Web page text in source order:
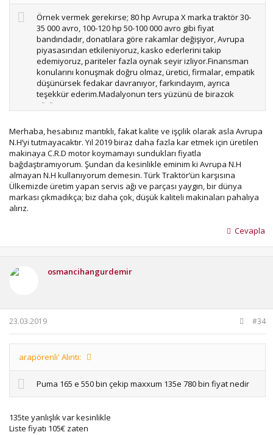
Örnek vermek gerekirse; 80 hp Avrupa X marka traktör 30-
35 000 avro, 100-120 hp 50-100 000 avro gibi fiyat
bandındadır, donatılara göre rakamlar değişiyor, Avrupa
piyasasından etkileniyoruz, kasko ederlerini takip
edemiyoruz, pariteler fazla oynak seyir izliyor.Finansman
konularını konuşmak doğru olmaz, üretici, firmalar, empatik
düşünürsek fedakar davranıyor, farkındayım, ayrıca
teşekkür ederim.Madalyonun ters yüzünü de birazcık
görüyorum.
artıyor, üst serilerde rakamlar daha uçuk seviyelere
çıkar.Aynı fiyata 250 hp veya 130 hp traktör veya
biçerdöver alanlar var, kişilerin kendi tercihidir, bir şey
diyemeyiz.
T5.120 EC 70 000 avro fiyatı vardı, 5000 avro CRD maliyeti,
EGR+DPF+DOC, 5000 avroda bunlara düşsek (net
bilmiyorum), 5000 avroda nakliye masraflarını düşelim. İlk
görücüye çıktığı içinde biraz indirim yapmışlardır.
Merhaba, hesabınız mantıklı, fakat kalite ve işçilik olarak asla Avrupa
N.H’yi tutmayacaktır. Yıl 2019 biraz daha fazla kar etmek için üretilen
makinaya C.R.D motor koymamayı sundukları fiyatla
bağdaştıramıyorum. Şundan da kesinlikle eminim ki Avrupa N.H
almayan N.H kullanıyorum demesin. Türk Traktör’ün karşısına
Ülkemizde üretim yapan servis ağı ve parçası yaygın, bir dünya
markası çıkmadıkça; biz daha çok, düşük kaliteli makinaları pahalıya
alırız.
Cevapla
osmancihangurdemir
23.03.2019 #34
arapörenli' Alıntı:
Puma 165 e 550 bin çekip maxxum 135e 780 bin fiyat nedir
135te yanlışlık var kesinlikle
Liste fiyatı 105€ zaten